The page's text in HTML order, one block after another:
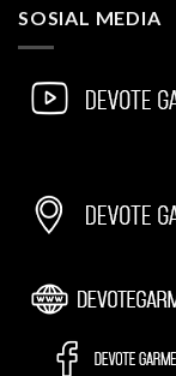
SOSIAL MEDIA